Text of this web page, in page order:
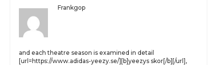
Frankgop
and each theatre season is examined in detail
[url=https://www.adidas-yeezy.se/][b]yeezys skor[/b][/url],